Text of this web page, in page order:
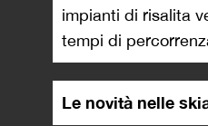
impianti di risalita
tempi di
Le novità nelle